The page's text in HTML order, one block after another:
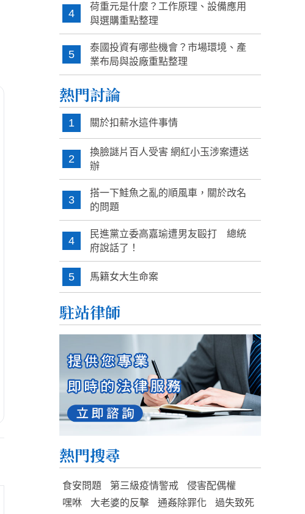
4
荷重元是什麼？工作原理、設備應用
與選購重點整理
5
泰國投資有哪些機會？市場環境、產
業布局與設廠重點整理
熱門討論
1 關於扣薪水這件事情
2
換臉謎片百人受害 網紅小玉涉案遭送
辦
3
搭一下鮭魚之亂的順風車，關於改名
的問題
4
民進黨立委高嘉瑜遭男友毆打 總統
府說話了！
5 馬籍女大生命案
駐站律師
熱門搜尋
食安問題 第三級疫情警戒
侵害配偶權
嘿咻
大老婆的反擊 通姦除罪化
過失致死